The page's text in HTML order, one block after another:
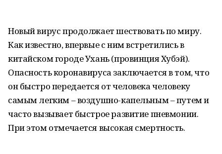
Новый вирус продолжает шествовать по миру.
Как известно, впервые с ним встретились в
китайском городе Ухань (провинция Хубэй).
Опасность коронавируса заключается в том, что
он быстро передается от человека человеку
самым легким – воздушно-капельным – путем и
часто вызывает быстрое развитие пневмонии.
При этом отмечается высокая смертность.